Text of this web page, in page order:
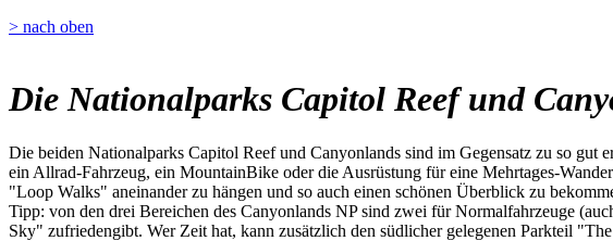
> nach oben
Die Nationalparks Capitol Reef und
Die beiden Nationalparks Capitol Reef und Canyonlands sind im Gegensatz zu so
ein Allrad-Fahrzeug, ein MountainBike oder die Ausrüstung für eine Mehrtages-
"Loop Walks" aneinander zu hängen und so auch einen schönen Überblick zu
Tipp: von den drei Bereichen des Canyonlands NP sind zwei für Normalfahrzeuge
Sky" zufriedengibt. Wer Zeit hat, kann zusätzlich den südlicher gelegenen Parkteil